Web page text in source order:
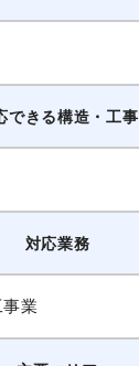
できる構造・工事
対応業務
業